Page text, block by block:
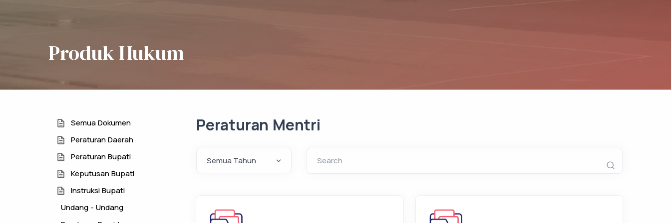
Produk Hukum
Semua Dokumen
Peraturan Daerah
Peraturan Bupati
Keputusan Bupati
Instruksi Bupati
Undang - Undang
Peraturan Mentri
Search